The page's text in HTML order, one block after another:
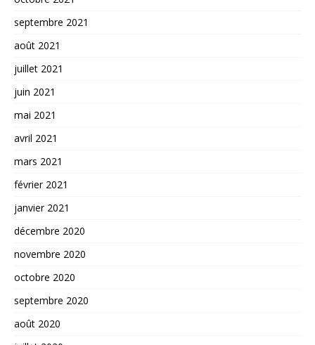
septembre 2021
août 2021
juillet 2021
juin 2021
mai 2021
avril 2021
mars 2021
février 2021
janvier 2021
décembre 2020
novembre 2020
octobre 2020
septembre 2020
août 2020